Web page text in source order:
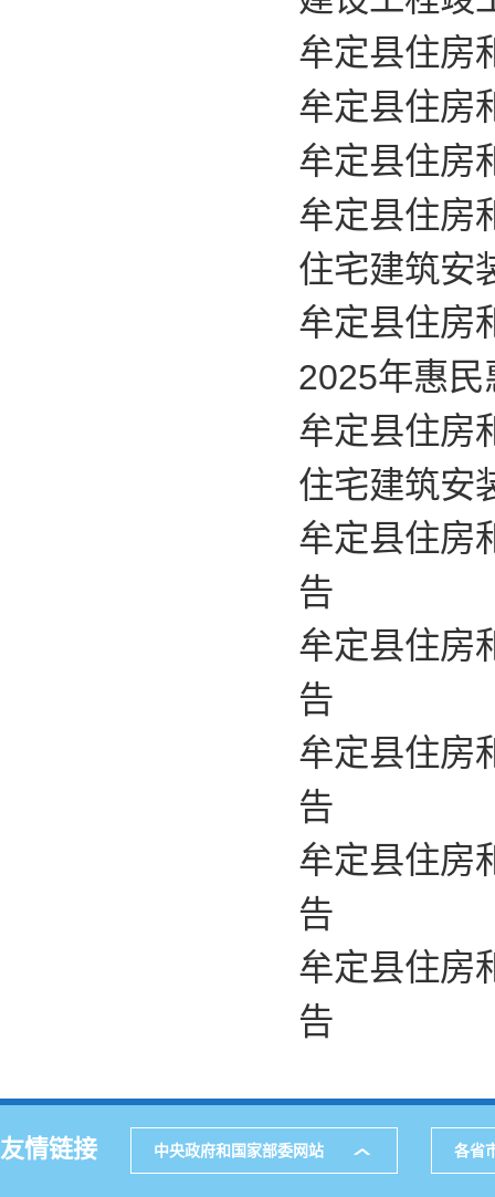
牟定县住房
牟定县住房
牟定县住房
牟定县住房
住宅建筑安
牟定县住房
2025年惠民
牟定县住房
住宅建筑安
牟定县住房
告
牟定县住房
告
牟定县住房
告
牟定县住房
告
牟定县住房
告
友情链接 中央政府和国家部委网站 各省